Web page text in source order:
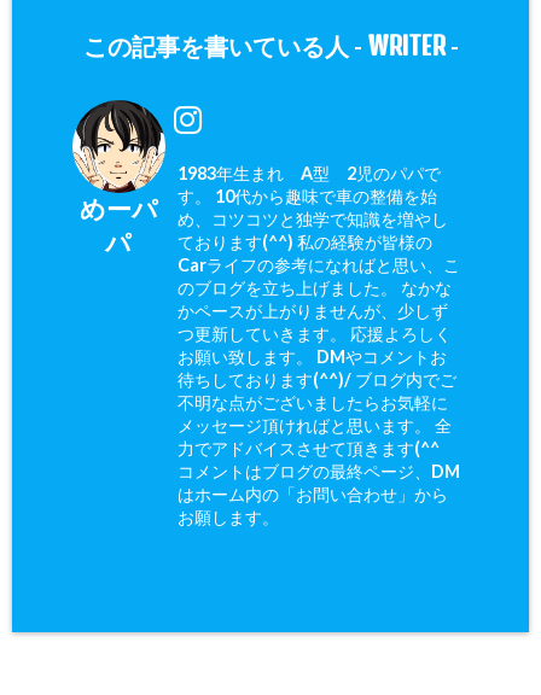
この記事を書いている人 - WRITER-
めーパ
パ
1983年生まれ A型 2児のパパで
す。 10代から趣味で車の整備を始
め、コツコツと独学で知識を増やし
ております(^^) 私の経験が皆様の
Carライフの参考になればと思い、こ
のブログを立ち上げました。 なかな
かペースが上がりませんが、少しず
つ更新していきます。 応援よろしく
お願い致します。 DMやコメントお
待ちしております(^^)/ ブログ内でご
不明な点がございましたらお気軽に
メッセージ頂ければと思います。 全
力でアドバイスさせて頂きます(^^ゞ
コメントはブログの最終ページ、DM
はホーム内の「お問い合わせ」から
お願します。